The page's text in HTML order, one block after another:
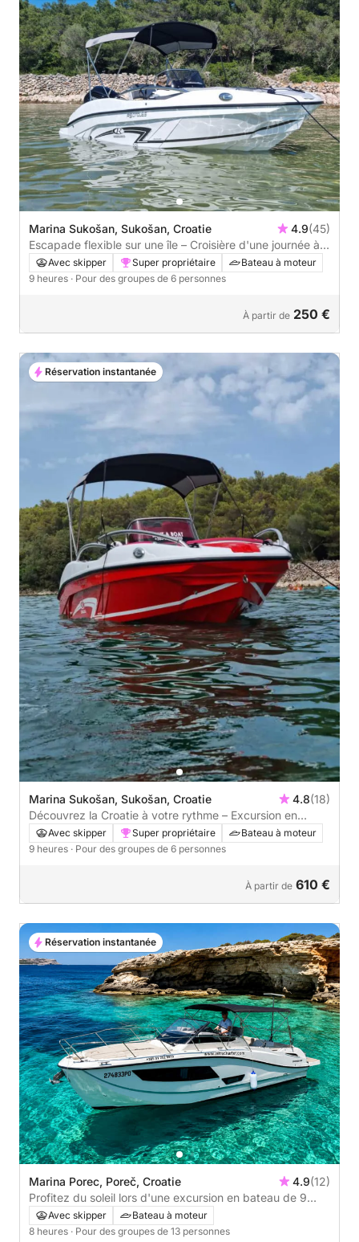
Marina Sukošan, Sukošan, Croatie 4.9(45)
Escapade flexible sur une île – Croisière d'une journée à
Vrgada, Kornati ou Telašćica
Avec skipper Super propriétaire
Bateau à moteur
9 heures · Pour des groupes de 6 personnes
À partir de 250 €
Marina Sukošan, Sukošan, Croatie 4.8(18)
Découvrez la Croatie à votre rythme – Excursion en
bateau d'une journée complète et flexible
Avec skipper Super propriétaire
Bateau à moteur
9 heures · Pour des groupes de 6 personnes
À partir de 610 €
Réservation instantanée
Marina Porec, Poreč, Croatie 4.9(12)
Profitez du soleil lors d'une excursion en bateau de 9
heures à Poreč
Avec skipper
Bateau à moteur
8 heures · Pour des groupes de 13 personnes
Réservation instantanée